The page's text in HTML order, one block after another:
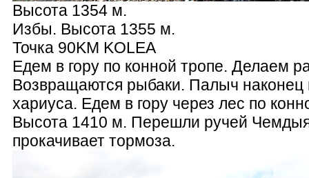
Высота 1354 м.
Избы. Высота 1355 м.
Точка 90KM KOLEA
Едем в гору по конной тропе. Делаем
Возвращаются рыбаки. Палыч наконец
хариуса. Едем в гору через лес по
Высота 1410 м. Перешли ручей
прокачивает тормоза.